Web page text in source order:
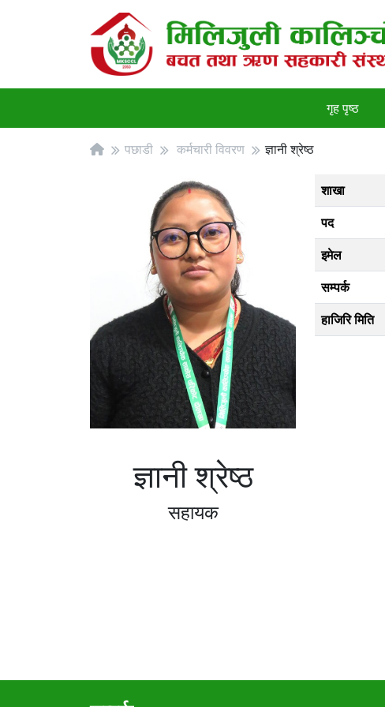
गृह पृष्ठ
पछाडी कर्मचारी विवरण ज्ञानी श्रेष्ठ
ज्ञानी श्रेष्ठ
सहायक
शाखा
पद
इमेल
सम्पर्क
हाजिरि मिति